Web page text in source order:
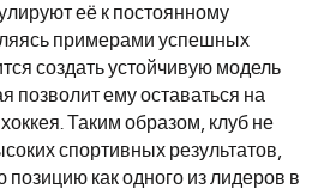
её к постоянному
примерами успешных
создать устойчивую модель
позволит ему оставаться на
Таким образом, клуб не
спортивных результатов,
позицию как одного из лидеров в